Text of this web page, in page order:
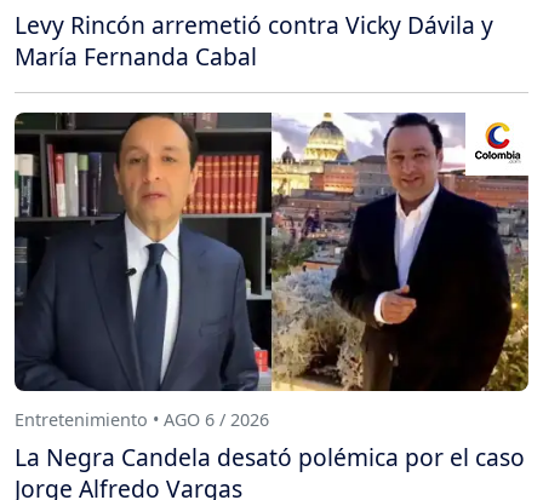
Levy Rincón arremetió contra Vicky Dávila y
María Fernanda Cabal
Entretenimiento • AGO 6 / 2026
La Negra Candela desató polémica por el caso
Jorge Alfredo Vargas